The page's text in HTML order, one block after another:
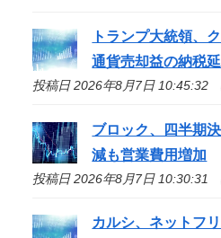
トランプ大統領、
通貨売却益の納税
投稿日 2026年8月7日 10:45:32
ブロック、四半期
減も営業費用増加
投稿日 2026年8月7日 10:30:31
カルシ、ネットフ